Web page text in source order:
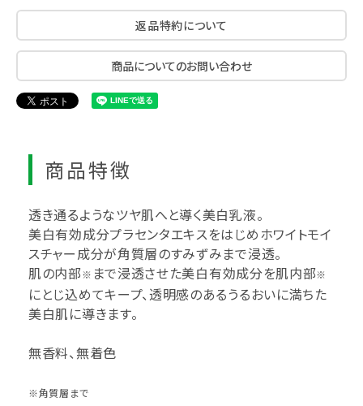
返品特約について
商品についてのお問い合わせ
商品特徴
透き通るようなツヤ肌へと導く美白乳液。
美白有効成分プラセンタエキスをはじめホワイトモイ
スチャー成分が角質層のすみずみまで浸透。
肌の内部※ まで浸透させた美白有効成分を肌内部※
にとじ込めてキープ、透明感のあるうるおいに満ちた
美白肌に導きます。
無香料、無着色
※角質層まで